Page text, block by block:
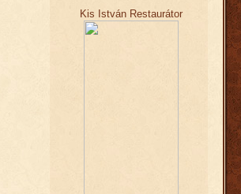
Kis István Restaurátor